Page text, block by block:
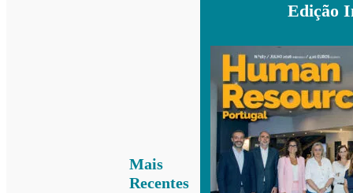
Mais
Recentes
Edição